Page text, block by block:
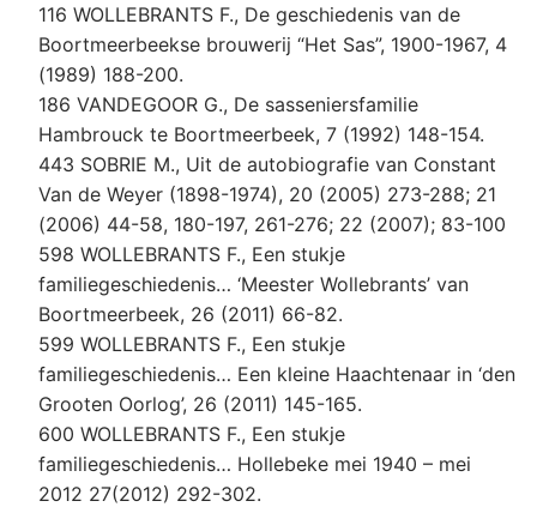
116 WOLLEBRANTS F., De geschiedenis van de
Boortmeerbeekse brouwerij “Het Sas”, 1900-1967, 4
(1989) 188-200.
186 VANDEGOOR G., De sasseniersfamilie
Hambrouck te Boortmeerbeek, 7 (1992) 148-154.
443 SOBRIE M., Uit de autobiografie van Constant
Van de Weyer (1898-1974), 20 (2005) 273-288; 21
(2006) 44-58, 180-197, 261-276; 22 (2007); 83-100
598 WOLLEBRANTS F., Een stukje
familiegeschiedenis… ‘Meester Wollebrants’ van
Boortmeerbeek, 26 (2011) 66-82.
599 WOLLEBRANTS F., Een stukje
familiegeschiedenis… Een kleine Haachtenaar in ‘den
Grooten Oorlog’, 26 (2011) 145-165.
600 WOLLEBRANTS F., Een stukje
familiegeschiedenis… Hollebeke mei 1940 – mei
2012 27(2012) 292-302.